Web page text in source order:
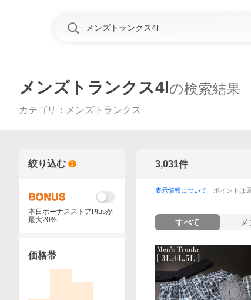
メンズトランクス4lの検索結果
カテゴリ ： メンズトランクス
3,031件
表示情報について ｜ポイントは
すべて
絞り込む 1
本日ボーナスストアPlusが
最大20%
価格帯